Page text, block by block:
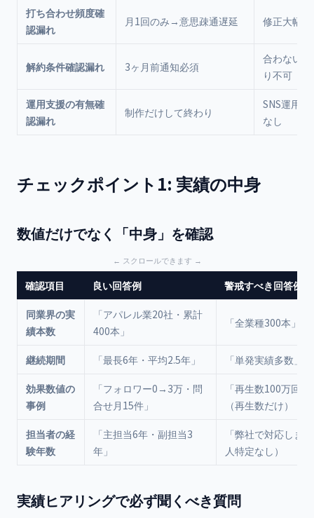
打ち合わせ頻度確
認漏れ
月1回のみ→意思疎通遅延 修正大幅
解約条件確認漏れ 3ヶ月前通知必須
合わない
り不可
運用支援の有無確
認漏れ
制作だけして終わり
SNS運用
なし
チェックポイント1: 実績の中身
数値だけでなく「中身」を確認
確認項目 良い回答例 警戒すべき回答例
同業界の実
績本数
「アパレル業20社・累計
400本」
「全業種300本」
継続期間 「最長6年・平均2.5年」 「単発実績多数」
効果数値の
事例
「フォロワー0→3万・問
合せ月15件」
「再生数100万回
（再生数だけ）
担当者の経
験年数
「主担当6年・副担当3
年」
「弊社で対応しま
人特定なし）
実績ヒアリングで必ず聞くべき質問